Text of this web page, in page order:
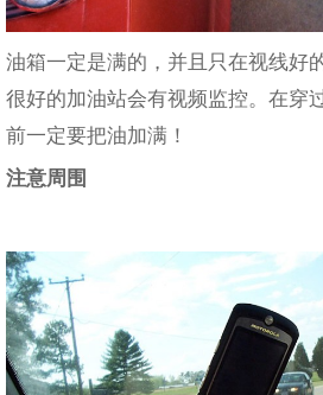
油箱一定是满的，并且只在视线好
很好的加油站会有视频监控。在穿
前一定要把油加满！
注意周围